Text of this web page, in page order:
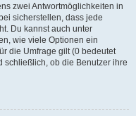
zwei Antwortmöglichkeiten in
sicherstellen, dass jede
Du kannst auch unter
wie viele Optionen ein
die Umfrage gilt (0 bedeutet
schließlich, ob die Benutzer ihre